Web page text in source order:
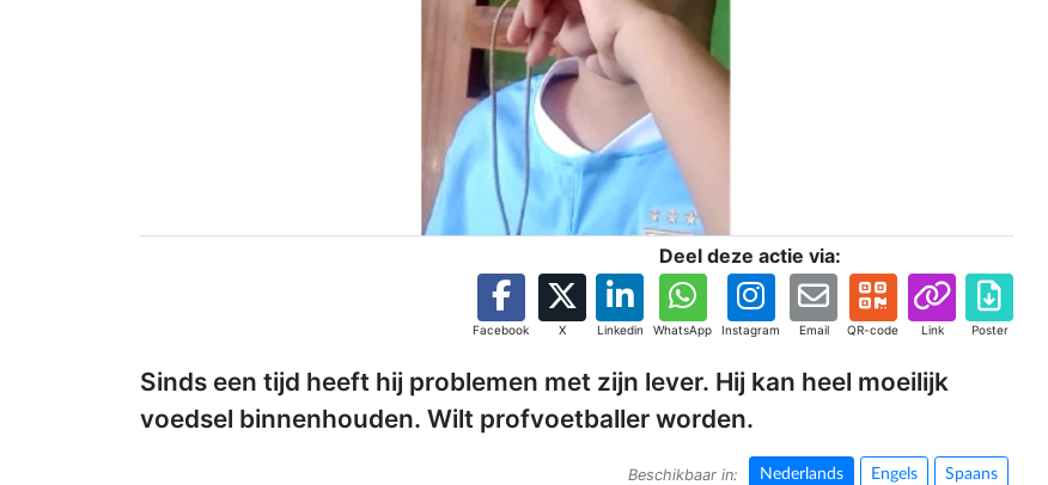
Deel deze actie via:
Facebook X Linkedin WhatsApp Instagram Email QR-code Link Poster
Sinds een tijd heeft hij problemen met zijn lever. Hij kan heel moeilijk
voedsel binnenhouden. Wilt profvoetballer worden.
Beschikbaar in: Nederlands Engels Spaans